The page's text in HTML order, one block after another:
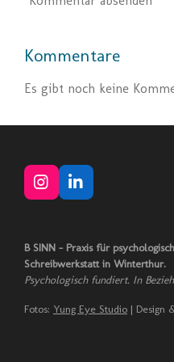
Kommentare
Es gibt noch keine
I
n
a
g
r
m
L
i
e
d
I
B SINN – Praxis für
Schreibwerkstatt in Winterthur.
Psychologisch fundiert. In
Fotos: Yung Eye Studio | Design